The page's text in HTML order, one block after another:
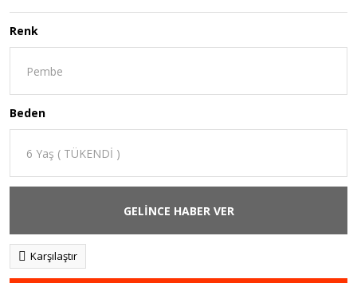
Renk
Beden
GELİNCE HABER VER
Karşılaştır